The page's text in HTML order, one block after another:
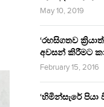
May 10, 2019
‘රහසිගතව
අවසන් කිරීමට
February 15, 2016
‘හිමින්සැරේ පියා